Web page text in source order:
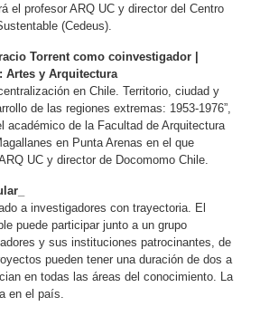
el profesor ARQ UC y director del Centro
(Cedeus).
Torrent como coinvestigador |
Artes y Arquitectura
en Chile. Territorio, ciudad y
de las regiones extremas: 1953-1976”,
académico de la Facultad de Arquitectura
en Punta Arenas en el que
UC y director de Docomomo Chile.
a investigadores con trayectoria. El
puede participar junto a un grupo
y sus instituciones patrocinantes, de
pueden tener una duración de dos a
en todas las áreas del conocimiento. La
en el país.